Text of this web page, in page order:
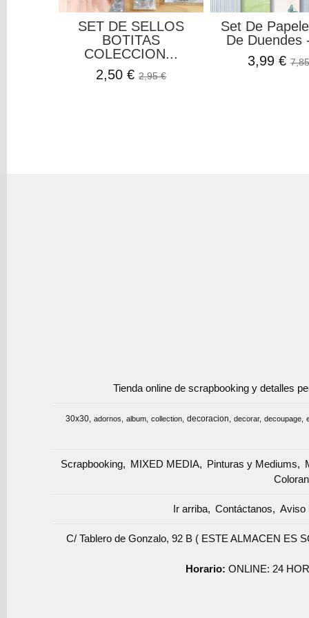
SET DE SELLOS
BOTITAS
COLECCION...
2,50 €2,95 €
Set De
De Duendes
3,99 €
Tienda online de scrapbooking y detalles
30x30 adornos album collection decoracion decorar decoupage
Scrapbooking MIXED MEDIA Pinturas y Mediums
Ir arriba Contáctanos Aviso
C/ Tablero de Gonzalo, 92 B ( ESTE ALMACEN ES
Horario:ONLINE: 24